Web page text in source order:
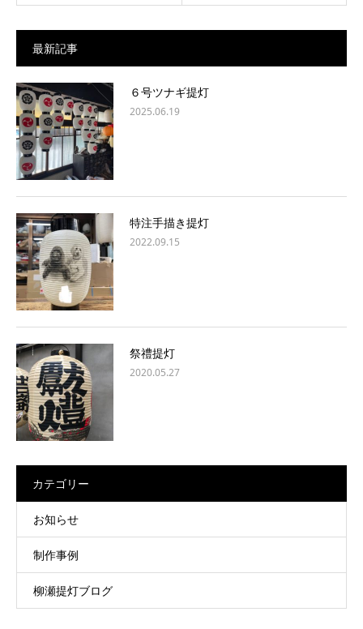
最新記事
６号ツナギ提灯
2025.06.19
特注手描き提灯
2022.09.15
祭禮提灯
2020.05.27
カテゴリー
お知らせ
制作事例
柳瀬提灯ブログ